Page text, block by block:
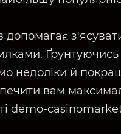
недоліки й
вам
demo-